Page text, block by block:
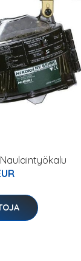
Naulaintyökalu